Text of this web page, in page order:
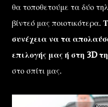
θα τοποθετούμε τα δύο
βίντεό μας ποιοτικότερα.
συνέχεια να τα
επιλογής μας ή στη 3D
στο σπίτι μας.